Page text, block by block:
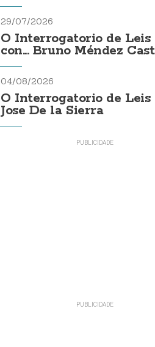
29/07/2026
O Interrogatorio de Leis
con... Bruno Méndez
04/08/2026
O Interrogatorio de Leis
Jose De la Sierra